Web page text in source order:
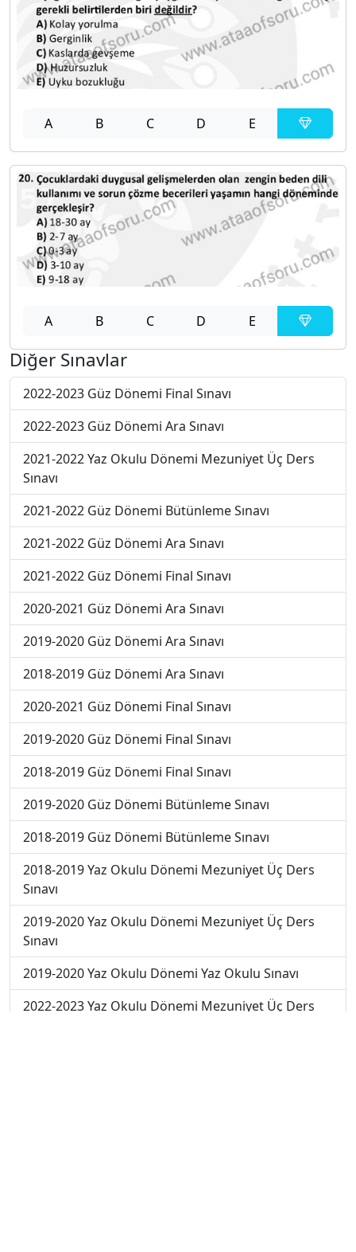
A B C D E
A B C D E
Diğer Sınavlar
2022-2023 Güz Dönemi Final Sınavı
2022-2023 Güz Dönemi Ara Sınavı
2021-2022 Yaz Okulu Dönemi Mezuniyet Üç Ders
Sınavı
2021-2022 Güz Dönemi Bütünleme Sınavı
2021-2022 Güz Dönemi Ara Sınavı
2021-2022 Güz Dönemi Final Sınavı
2020-2021 Güz Dönemi Ara Sınavı
2019-2020 Güz Dönemi Ara Sınavı
2018-2019 Güz Dönemi Ara Sınavı
2020-2021 Güz Dönemi Final Sınavı
2019-2020 Güz Dönemi Final Sınavı
2018-2019 Güz Dönemi Final Sınavı
2019-2020 Güz Dönemi Bütünleme Sınavı
2018-2019 Güz Dönemi Bütünleme Sınavı
2018-2019 Yaz Okulu Dönemi Mezuniyet Üç Ders
Sınavı
2019-2020 Yaz Okulu Dönemi Mezuniyet Üç Ders
Sınavı
2019-2020 Yaz Okulu Dönemi Yaz Okulu Sınavı
2022-2023 Yaz Okulu Dönemi Mezuniyet Üç Ders